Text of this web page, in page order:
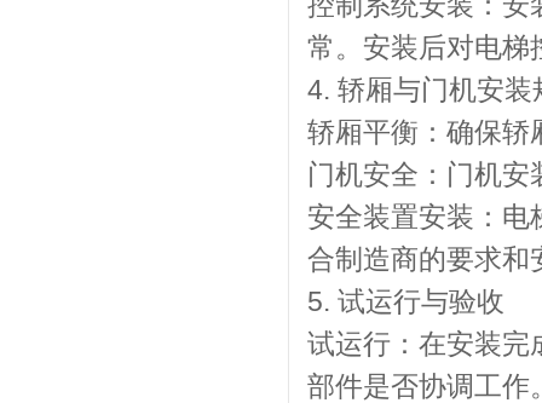
常。安装后对电梯
4. 轿厢与门机安装
轿厢平衡：确保轿
门机安全：门机
安全装置安装：电
合制造商的要求和
5. 试运行与验收
试运行：在安装完
部件是否协调工作